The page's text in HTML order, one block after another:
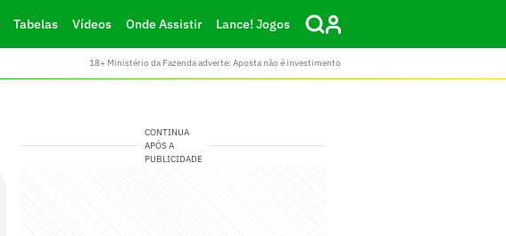
Tabelas Vídeos Onde Assistir Lance! Jogos
18+ Ministério da Fazenda adverte: Aposta não é investimento
CONTINUA
APÓS A
PUBLICIDADE